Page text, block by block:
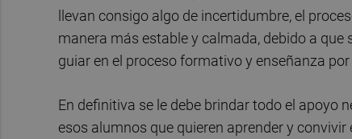
llevan consigo algo de incertidumbre, el
manera más estable y calmada, debido a
guiar en el proceso formativo y enseñanza
En definitiva se le debe brindar todo el apoyo
esos alumnos que quieren aprender y